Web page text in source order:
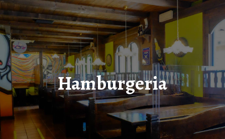
Hamburgeria